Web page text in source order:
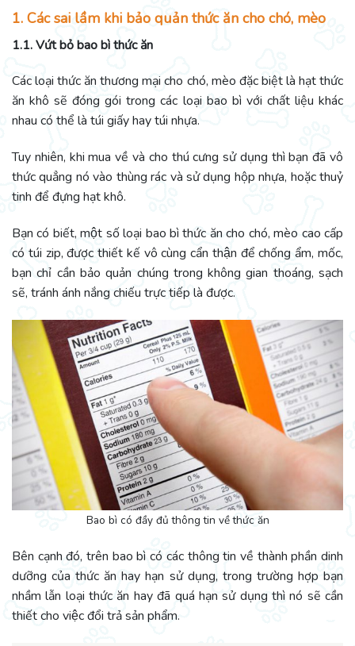
1. Các sai lầm khi bảo quản thức ăn cho chó, mèo
1.1. Vứt bỏ bao bì thức ăn
Các loại thức ăn thương mại cho chó, mèo đặc biệt là hạt thức
ăn khô sẽ đóng gói trong các loại bao bì với chất liệu khác
nhau có thể là túi giấy hay túi nhựa.
Tuy nhiên, khi mua về và cho thú cưng sử dụng thì bạn đã vô
thức quẳng nó vào thùng rác và sử dụng hộp nhựa, hoặc thuỷ
tinh để đựng hạt khô.
Bạn có biết, một số loại bao bì thức ăn cho chó, mèo cao cấp
có túi zip, được thiết kế vô cùng cẩn thận để chống ẩm, mốc,
bạn chỉ cần bảo quản chúng trong không gian thoáng, sạch
sẽ, tránh ánh nắng chiếu trực tiếp là được.
Bao bì có đầy đủ thông tin về thức ăn
Bên cạnh đó, trên bao bì có các thông tin về thành phần dinh
dưỡng của thức ăn hay hạn sử dụng, trong trường hợp bạn
nhầm lẫn loại thức ăn hay đã quá hạn sử dụng thì nó sẽ cần
thiết cho việc đổi trả sản phẩm.